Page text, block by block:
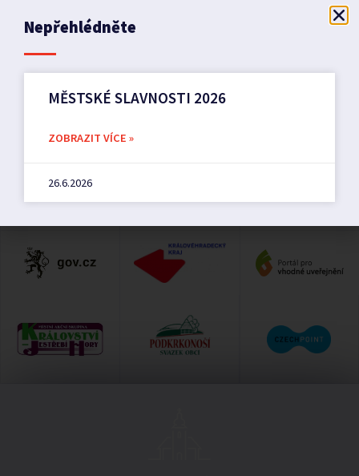
PŘEDCHOZÍ
Kominictví – revize kotlů na tuhá paliva
DALŠÍ
Nepřehlédněte
MĚSTSKÉ SLAVNOSTI 2026
ZOBRAZIT VÍCE »
26.6.2026